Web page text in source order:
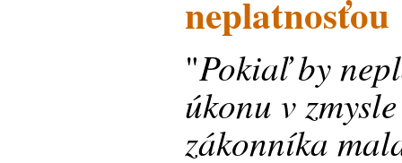
neplatnosťou
"Pokiaľ by
úkonu v
zákonníka